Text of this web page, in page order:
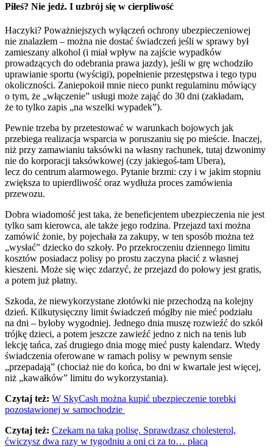
Piłeś? Nie jedź. I uzbrój się w cierpliwość
Haczyki? Poważniejszych wyłączeń ochrony ubezpieczeniowej
nie znalazłem – można nie dostać świadczeń jeśli w sprawy był
zamieszany alkohol (i miał wpływ na zajście wypadków
prowadzących do odebrania prawa jazdy), jeśli w grę wchodziło
uprawianie sportu (wyścigi), popełnienie przestępstwa i tego typu
okoliczności. Zaniepokoił mnie nieco punkt regulaminu mówiący
o tym, że „włączenie” usługi może zająć do 30 dni (zakładam,
że to tylko zapis „na wszelki wypadek”).
Pewnie trzeba by przetestować w warunkach bojowych jak
przebiega realizacja wsparcia w poruszaniu się po mieście. Inaczej,
niż przy zamawianiu taksówki na własny rachunek, tutaj dzwonimy
nie do korporacji taksówkowej (czy jakiegoś-tam Ubera),
lecz do centrum alarmowego. Pytanie brzmi: czy i w jakim stopniu
zwiększa to upierdliwość oraz wydłuża proces zamówienia
przewozu.
Dobra wiadomość jest taka, że beneficjentem ubezpieczenia nie jest
tylko sam kierowca, ale także jego rodzina. Przejazd taxi można
zamówić żonie, by pojechała za zakupy, w ten sposób można też
„wysłać” dziecko do szkoły. Po przekroczeniu dziennego limitu
kosztów posiadacz polisy po prostu zaczyna płacić z własnej
kieszeni. Może się więc zdarzyć, że przejazd do połowy jest gratis,
a potem już płatny.
Szkoda, że niewykorzystane złotówki nie przechodzą na kolejny
dzień. Kilkutysięczny limit świadczeń mógłby nie mieć podziału
na dni – byłoby wygodniej. Jednego dnia muszę rozwieźć do szkół
trójkę dzieci, a potem jeszcze zawieźć jedno z nich na tenis lub
lekcję tańca, zaś drugiego dnia mogę mieć pusty kalendarz. Wtedy
świadczenia oferowane w ramach polisy w pewnym sensie
„przepadają” (chociaż nie do końca, bo dni w kwartale jest więcej,
niż „kawałków” limitu do wykorzystania).
Czytaj też: W SkyCash można kupić ubezpieczenie torebki
pozostawionej w samochodzie
Czytaj też: Czekam na taką polisę. Sprawdzasz cholesterol,
ćwiczysz dwa razy w tygodniu a oni ci za to… płacą